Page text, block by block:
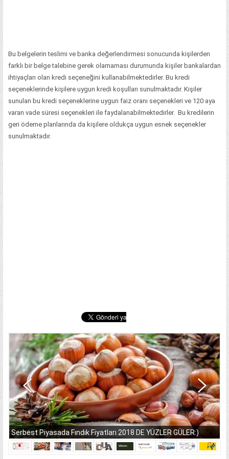
Bu belgelerin teslimi ve banka değerlendirmesi sonucunda kişilerden
farklı bir belge talebine gerek olamaması durumunda kişiler bankalardan
ihtiyaçları olan kredi seçeneğini kullanabilmektedirler. Bu kredi
seçeneklerinde kişilere uygun kredi koşulları sunulmaktadır. Kişiler
sunulan bu kredi seçeneklerine uygun faiz oranı seçenekleri ve 120 aya
varan vade süresi seçenekleri ile faydalanabilmektedirler. Bu kredilerin
geri ödeme planlarında da kişilere oldukça uygun esnek seçenekler
sunulmaktadır.
Serbest Piyasada Fındık Fiyatları 2018 DE YÜZLER GÜLER:)